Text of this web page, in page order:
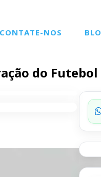
CONTATE-NOS
do Futebol